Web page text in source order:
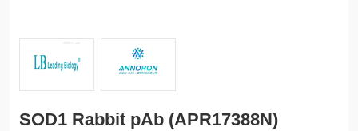
SOD1 Rabbit pAb (APR17388N)